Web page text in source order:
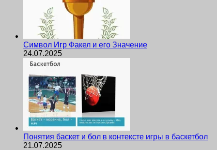
Символ Игр Факел и его Значение
24.07.2025
Понятия баскет и бол в контексте игры в баскетбол
21.07.2025